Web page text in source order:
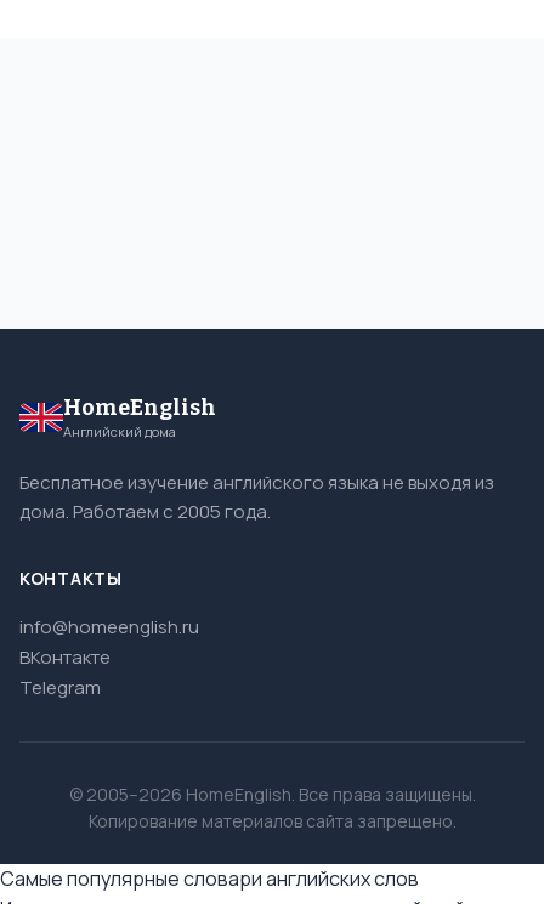
HomeEnglish
Английский дома
Бесплатное изучение английского языка не выходя из
дома. Работаем с 2005 года.
КОНТАКТЫ
info@homeenglish.ru
ВКонтакте
Telegram
© 2005–2026 HomeEnglish. Все права защищены.
Копирование материалов сайта запрещено.
Самые популярные словари английских слов